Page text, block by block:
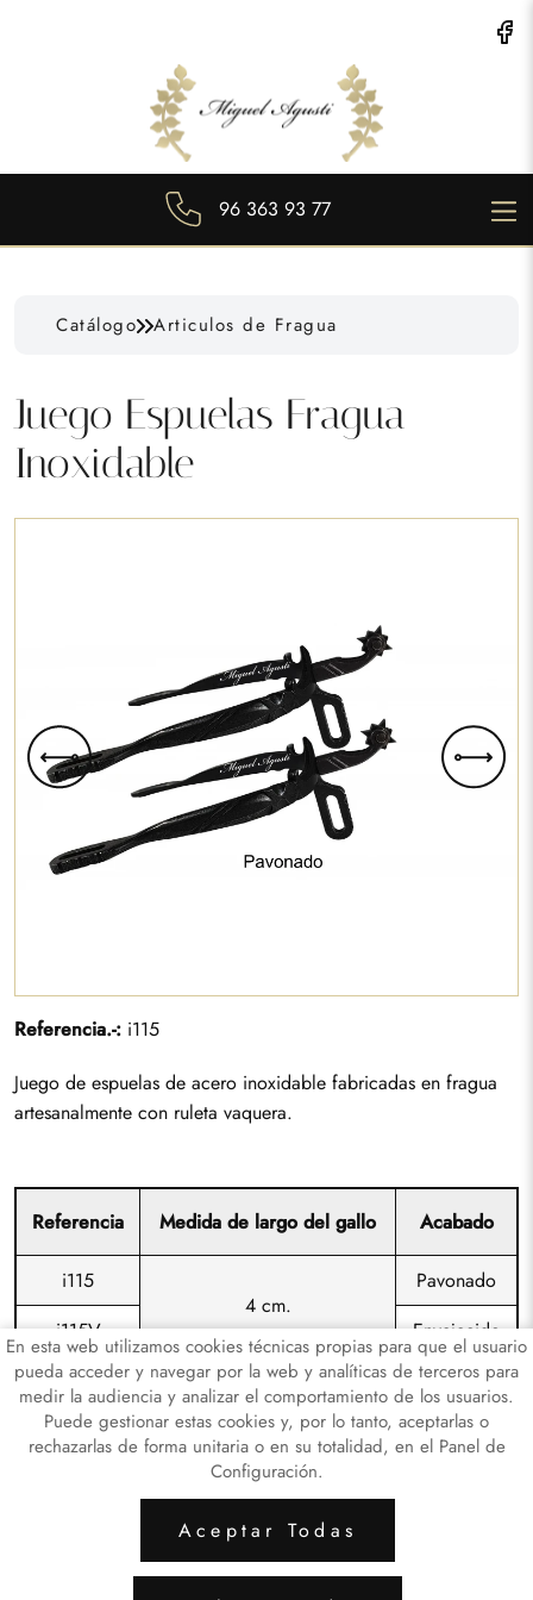
96 363 93 77
Catálogo Articulos de Fragua
Juego Espuelas Fragua
Inoxidable
Referencia.-: i115
Juego de espuelas de acero inoxidable fabricadas en fragua
artesanalmente con ruleta vaquera.
Referencia Medida de largo del gallo Acabado
i115
4 cm.
Pavonado
i115V
Envejecido
En esta web utilizamos cookies técnicas propias para que el usuario
pueda acceder y navegar por la web y analíticas de terceros para
medir la audiencia y analizar el comportamiento de los usuarios.
Puede gestionar estas cookies y, por lo tanto, aceptarlas o
rechazarlas de forma unitaria o en su totalidad, en el Panel de
Configuración.
Aceptar Todas
ARTICULOS LATÓN ARTICULOS DE
Aviso Legal
Política de Privacidad de Datos